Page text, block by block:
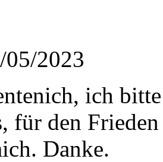
05/2023
ich
für den
Danke.